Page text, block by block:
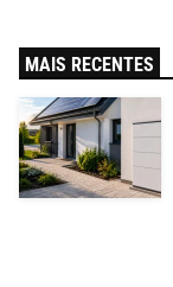
MAIS RECENTES